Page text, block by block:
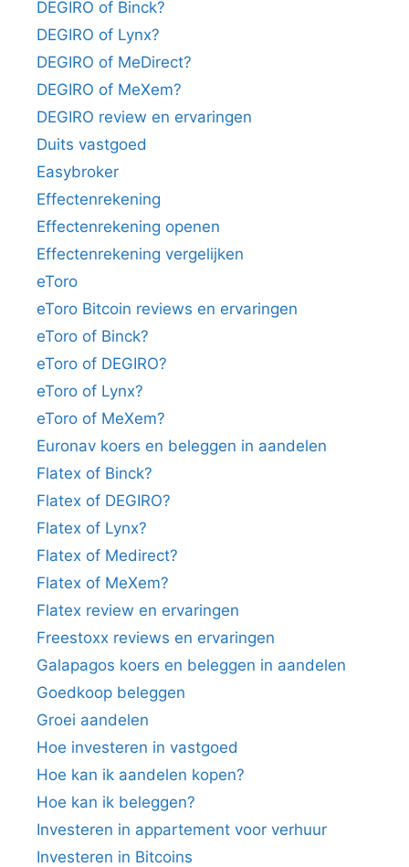
DEGIRO of Binck?
DEGIRO of Lynx?
DEGIRO of MeDirect?
DEGIRO of MeXem?
DEGIRO review en ervaringen
Duits vastgoed
Easybroker
Effectenrekening
Effectenrekening openen
Effectenrekening vergelijken
eToro
eToro Bitcoin reviews en ervaringen
eToro of Binck?
eToro of DEGIRO?
eToro of Lynx?
eToro of MeXem?
Euronav koers en beleggen in aandelen
Flatex of Binck?
Flatex of DEGIRO?
Flatex of Lynx?
Flatex of Medirect?
Flatex of MeXem?
Flatex review en ervaringen
Freestoxx reviews en ervaringen
Galapagos koers en beleggen in aandelen
Goedkoop beleggen
Groei aandelen
Hoe investeren in vastgoed
Hoe kan ik aandelen kopen?
Hoe kan ik beleggen?
Investeren in appartement voor verhuur
Investeren in Bitcoins